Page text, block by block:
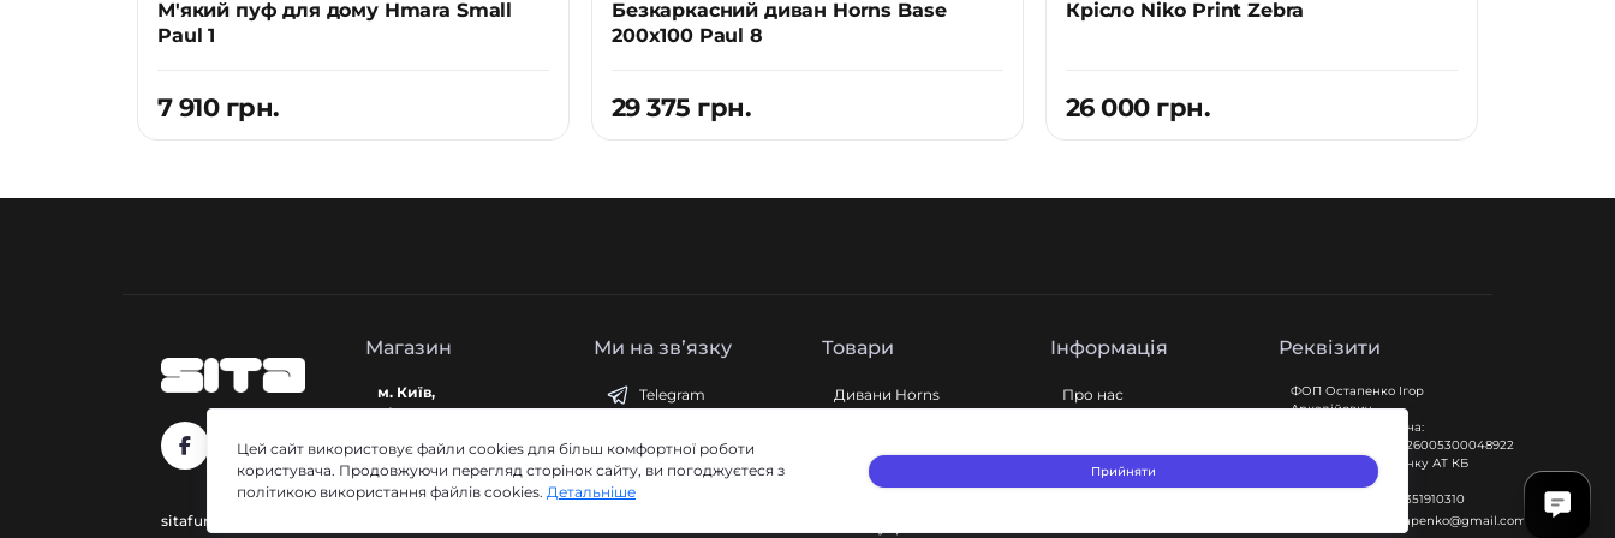
М'який пуф для дому Hmara Small
Paul 1
7 910 грн.
Безкаркасний диван Horns Base
200x100 Paul 8
29 375 грн.
Крісло Niko Print Zebra
26 000 грн.
sitafurniture.ua@gmail.com
Магазин
м. Київ,
Білоруська 32
Пн-Пт: з 10 до 19
Cб-Нд: з 12 до 17
Ми на звʼязку
Telegram
WhatsApp
Товари
Дивани Horns
Кавові столики
Інформація
Про нас
Sita оферта
Реквізити
ФОП Остапенко Ігор
Аркадійович
Рахунок отримувача:
UA183220010000026005300048922
Найменування банку АТ КБ
"ПРИВАТБАНК"
Код отримувача 3351910310
igorarkadievichostapenko@gmail.com
Цей сайт використовує файли cookies для більш комфортної роботи
користувача. Продовжуючи перегляд сторінок сайту, ви погоджуєтеся з
політикою використання файлів cookies. Детальніше
Прийняти